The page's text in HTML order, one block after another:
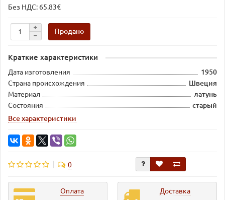
Без НДС: 65.83€
Продано
Краткие характеристики
Дата изготовления
1950
Страна происхождения
Швеция
Материал
латунь
Состояния
старый
Все характеристики
0
Оплата Доставка